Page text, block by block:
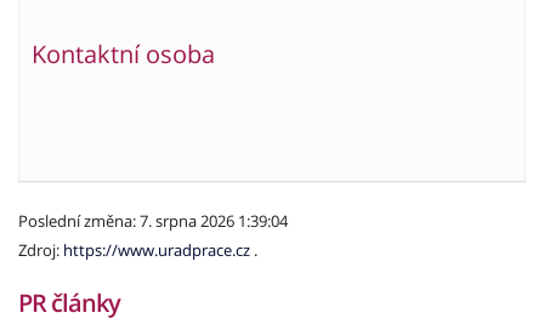
Kontaktní osoba
Poslední změna: 7. srpna 2026 1:39:04
Zdroj: https://www.uradprace.cz .
PR články